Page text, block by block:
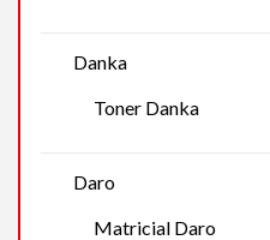
Danka
Toner Danka
Daro
Matricial Daro